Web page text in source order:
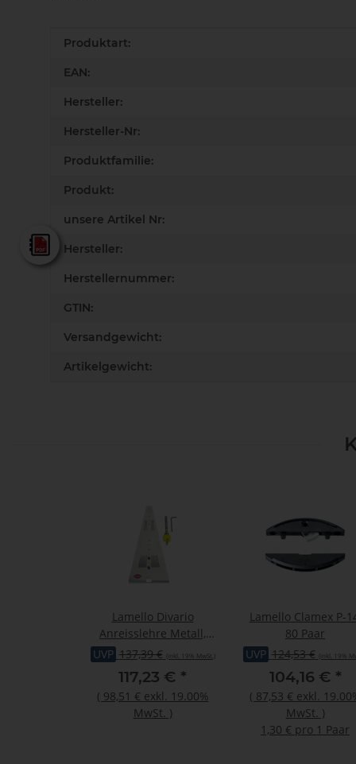
Produkteigenschaft
Wert
Produktart:
EAN:
Hersteller:
Hersteller-Nr:
Produktfamilie:
Produkt:
unsere Artikel Nr:
Hersteller:
Herstellernummer:
GTIN:
Versandgewicht:
Artikelgewicht:
Lamello Divario
Anreisslehre Metall,
inkl. Bohrer und
Tiefensteller
UVP 137,39 € (inkl. 19% MwSt.)
117,23 € *
( 98,51 € exkl. 19.00%
MwSt. )
Lamello Clamex P-
80 Paar
UVP 124,53 € (inkl. 19%
104,16 € *
( 87,53 € exkl.
MwSt. )
1,30 € pro 1 Paar
Lamello - Gesamtkatalog